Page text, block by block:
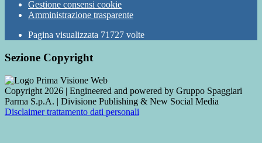
Gestione consensi cookie
Amministrazione trasparente
Pagina visualizzata 71727 volte
Sezione Copyright
Copyright 2026 | Engineered and powered by Gruppo Spaggiari
Parma S.p.A. | Divisione Publishing & New Social Media
Disclaimer trattamento dati personali